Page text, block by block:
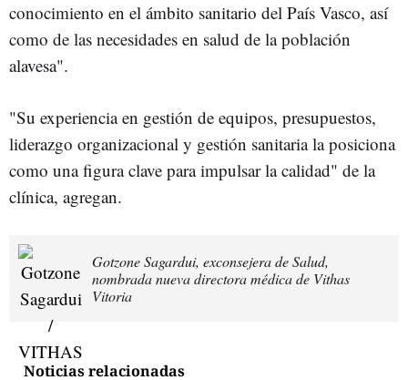
conocimiento en el ámbito sanitario del País Vasco, así
como de las necesidades en salud de la población
alavesa".
"Su experiencia en gestión de equipos, presupuestos,
liderazgo organizacional y gestión sanitaria la posiciona
como una figura clave para impulsar la calidad" de la
clínica, agregan.
Gotzone Sagardui, exconsejera de Salud,
nombrada nueva directora médica de Vithas
Vitoria
Noticias relacionadas